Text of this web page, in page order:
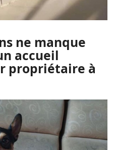
ne manque
accueil
propriétaire à